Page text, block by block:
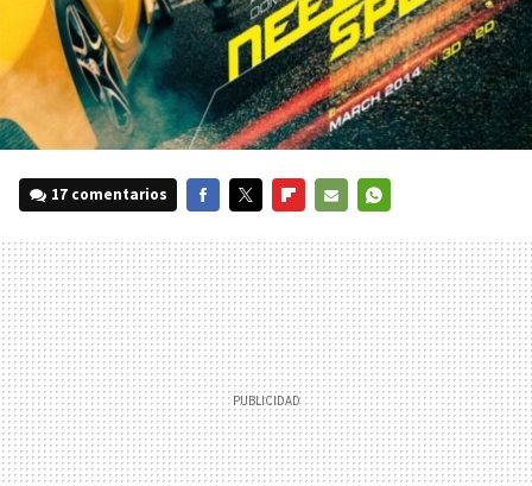
17 comentarios
MAIL